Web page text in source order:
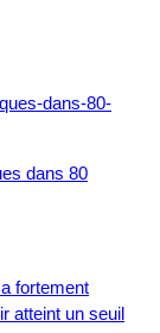
dans 80
fortement
atteint un seuil